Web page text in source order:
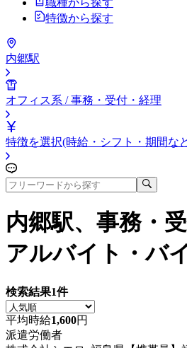
特徴から探す
内郷駅
オフィス系 / 事務・受付・経理
特徴を選択(時給・シフト・期間な
内郷駅、事務・
アルバイト・バ
検索結果1件
平均時給1,600円
派遣労働者